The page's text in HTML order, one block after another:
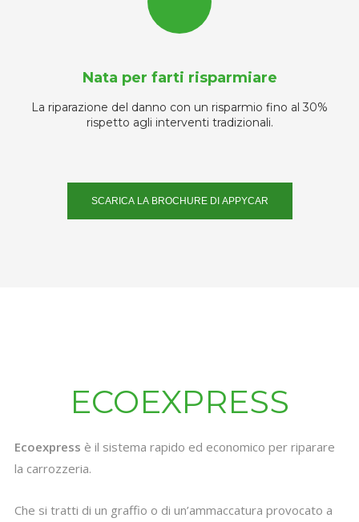
Nata per farti risparmiare
La riparazione del danno con un risparmio fino al 30%
rispetto agli interventi tradizionali.
SCARICA LA BROCHURE DI APPYCAR
ECOEXPRESS
Ecoexpress è il sistema rapido ed economico per riparare
la carrozzeria.
Che si tratti di un graffio o di un’ammaccatura provocato a